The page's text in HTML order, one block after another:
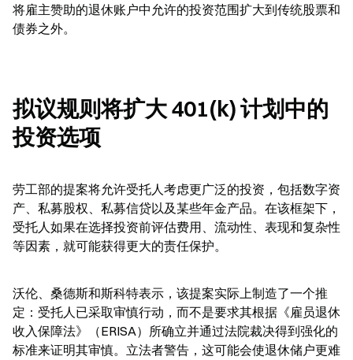
将雇主赞助的退休账户中允许的投资范围扩大到传统股票和
债券之外。
拟议规则将扩大 401(k) 计划中的
投资选项
劳工部的提案将允许受托人考虑更广泛的投资，包括数字资
产、私募股权、私募信贷以及某些年金产品。在该框架下，
受托人如果在选择投资前评估费用、流动性、表现和复杂性
等因素，就可能获得更大的责任保护。
沃伦、桑德斯和斯科特表示，该提案实际上制造了一个推
定：受托人已采取审慎行动，而不是要求其根据《雇员退休
收入保障法》（ERISA）所确立并通过法院裁决得到强化的
标准来证明其审慎。立法者警告，这可能会使退休储户更难